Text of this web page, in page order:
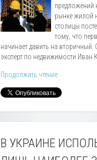
предложений
рынке жилой
столицы
тому, что
начинает давить на вторичный.
эксперт по недвижимости Иван
Продолжить чтение
В УКРАИНЕ